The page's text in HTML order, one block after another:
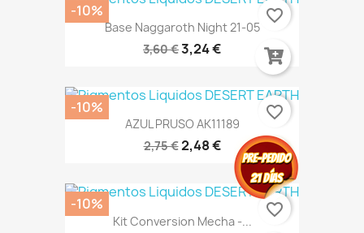
Base Naggaroth Night 21-05
3,60 €3,24 €
-10% favorite_border
AZUL PRUSO AK11189
2,75 €2,48 €
-10% favorite_border
Kit Conversion Mecha -...
-10% favorite_border